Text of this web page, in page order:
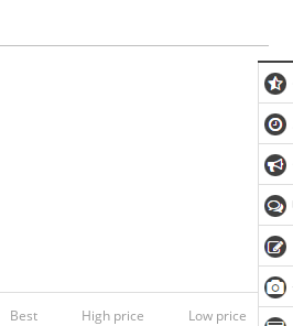
Best High price Low price